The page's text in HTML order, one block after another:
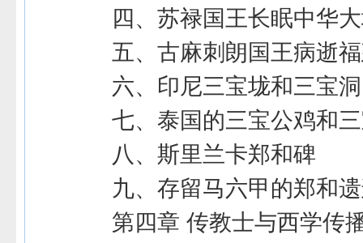
四、苏禄国王长眠中华
五、古麻刺朗国王病逝
六、印尼三宝垅和三宝洞
七、泰国的三宝公鸡和
八、斯里兰卡郑和碑
九、存留马六甲的郑和
第四章 传教士与西学传